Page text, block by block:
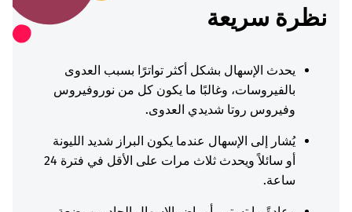
نظرة سريعة
يحدث الإسهال بشكل أكثر تواترًا بسبب العدوى
بالفيروسات، وغالبًا ما يكون كل من نوروفيروس
وفيروس روتا شديدي العدوى.
يُشار إلى الإسهال عندما يكون البراز شديد الليونة
أو سائلاً ويحدث ثلاث مرات على الأقل في فترة 24
ساعة.